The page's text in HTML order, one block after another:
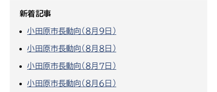
新着記事
小田原市長動向（８月９日）
小田原市長動向（８月８日）
小田原市長動向（８月７日）
小田原市長動向（８月６日）